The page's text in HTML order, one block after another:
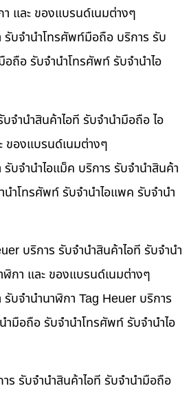
และ ของแบรนด์เนมต่างๆ
บจำนำโทรศัพท์มือถือ บริการ รับ
อถือ รับจำนำโทรศัพท์ รับจำนำไอ
จำนำสินค้าไอที รับจำนำมือถือ ไอ
ของแบรนด์เนมต่างๆ
บจำนำไอแม็ค บริการ รับจำนำสินค้า
ำโทรศัพท์ รับจำนำไอแพค รับจำนำ
บริการ รับจำนำสินค้าไอที รับจำนำ
กา และ ของแบรนด์เนมต่างๆ
บจำนำนาฬิกา Tag Heuer บริการ
ำมือถือ รับจำนำโทรศัพท์ รับจำนำไอ
ร รับจำนำสินค้าไอที รับจำนำมือถือ